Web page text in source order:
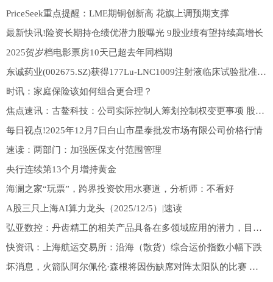
PriceSeek重点提醒：LME期铜创新高 花旗上调预期支撑
最新快讯!险资长期持仓绩优潜力股曝光 9股业绩有望持续高增长
2025贺岁档电影票房10天已超去年同档期
东诚药业(002675.SZ)获得177Lu-LNC1009注射液临床试验批准通知书
时讯：家庭保险该如何组合更合理？
焦点速讯：古鳌科技：公司实际控制人筹划控制权变更事项 股票停牌
每日视点!2025年12月7日白山市星泰批发市场有限公司价格行情
速读：两部门：加强医保支付范围管理
央行连续第13个月增持黄金
海澜之家“玩票”，跨界投资饮用水赛道，分析师：不看好
A股三只上海AI算力龙头（2025/12/5）|速读
弘亚数控：丹齿精工的相关产品具备在多领域应用的潜力，目前已与下游客户开展接洽与合作-观察
快资讯：上海航运交易所：沿海（散货）综合运价指数小幅下跌
坏消息，火箭队阿尔佩伦·森根将因伤缺席对阵太阳队的比赛 速看料